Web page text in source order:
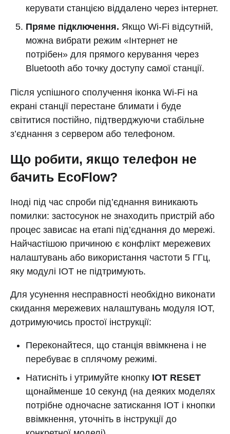
керувати станцією віддалено через інтернет.
Пряме підключення. Якщо Wi-Fi відсутній,
можна вибрати режим «Інтернет не
потрібен» для прямого керування через
Bluetooth або точку доступу самої станції.
Після успішного сполучення іконка Wi-Fi на
екрані станції перестане блимати і буде
світитися постійно, підтверджуючи стабільне
з’єднання з сервером або телефоном.
Що робити, якщо телефон не
бачить EcoFlow?
Іноді під час спроби під’єднання виникають
помилки: застосунок не знаходить пристрій або
процес зависає на етапі під’єднання до мережі.
Найчастішою причиною є конфлікт мережевих
налаштувань або використання частоти 5 ГГц,
яку модулі IOT не підтримують.
Для усунення несправності необхідно виконати
скидання мережевих налаштувань модуля IOT,
дотримуючись простої інструкції:
Переконайтеся, що станція ввімкнена і не
перебуває в сплячому режимі.
Натисніть і утримуйте кнопку IOT RESET
щонайменше 10 секунд (на деяких моделях
потрібне одночасне затискання IOT і кнопки
ввімкнення, уточніть в інструкції до